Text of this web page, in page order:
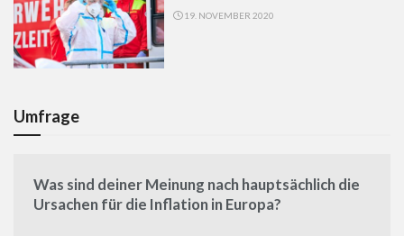
19. NOVEMBER 2020
Umfrage
Was sind deiner Meinung nach hauptsächlich die
Ursachen für die Inflation in Europa?